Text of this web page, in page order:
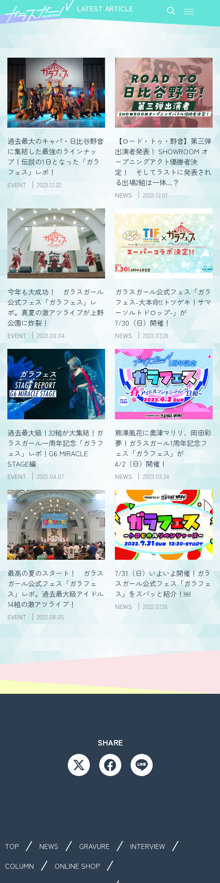
LATEST ARTICLE
過去最大のキャパ・日比谷野音
に集結した最強のラインナッ
プ！伝説の1日となった「ガラ
フェス」レポ！
EVENT 2023.12.22
【ロード・トゥ・野音】第三弾
出演者発表！ SHOWROOM オ
ープニングアクト優勝者決
定！ そしてラストに発表され
る出場2組は一体…？
NEWS 2023.12.01
今年も大成功！ ガラスガール
公式フェス「ガラフェス」レ
ポ。真夏の激アツライブが上野
公園に炸裂！
EVENT 2023.08.04
ガラスガール公式フェス「ガラ
フェス-大本命!!トツゲキ！サマ
ーソルトドロップ-」が
7/30（日）開催！
NEWS 2023.07.28
過去最大級！32組が大集結！ガ
ラスガール一周年記念「ガラフ
ェス」レポ！G6 MIRACLE
STAGE編
EVENT 2023.04.07
熊澤風花に奥津マリリ、岡田彩
夢！ガラスガール1周年記念フ
ェス「ガラフェス」が
4/2（日）開催！
NEWS 2023.03.24
最高の夏のスタート！ ガラス
ガール公式フェス「ガラフェ
ス」レポ。過去最大級アイドル
14組の激アツライブ！
EVENT 2022.08.05
7/31（日）いよいよ開催！ガラ
スガール公式フェス「ガラフェ
ス」をズバッと紹介！￼
NEWS 2022.07.26
SHARE
TOP NEWS GRAVURE
INTERVIEW
COLUMN
ONLINE SHOP